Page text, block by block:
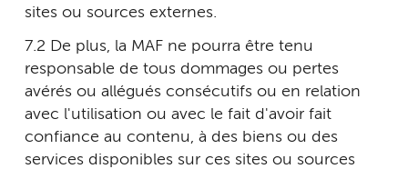
sites ou sources externes.
7.2 De plus, la MAF ne pourra être tenu
responsable de tous dommages ou pertes
avérés ou allégués consécutifs ou en relation
avec l'utilisation ou avec le fait d'avoir fait
confiance au contenu, à des biens ou des
services disponibles sur ces sites ou sources